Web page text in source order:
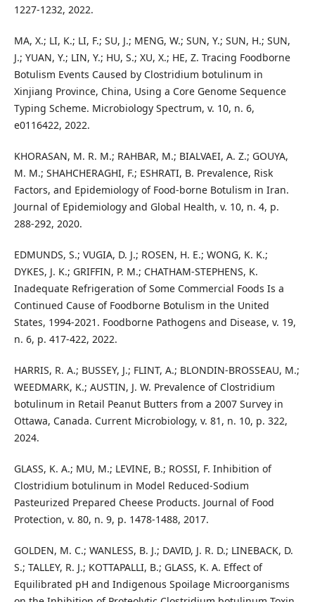
1227-1232, 2022.
MA, X.; LI, K.; LI, F.; SU, J.; MENG, W.; SUN, Y.; SUN, H.; SUN,
J.; YUAN, Y.; LIN, Y.; HU, S.; XU, X.; HE, Z. Tracing Foodborne
Botulism Events Caused by Clostridium botulinum in
Xinjiang Province, China, Using a Core Genome Sequence
Typing Scheme. Microbiology Spectrum, v. 10, n. 6,
e0116422, 2022.
KHORASAN, M. R. M.; RAHBAR, M.; BIALVAEI, A. Z.; GOUYA,
M. M.; SHAHCHERAGHI, F.; ESHRATI, B. Prevalence, Risk
Factors, and Epidemiology of Food-borne Botulism in Iran.
Journal of Epidemiology and Global Health, v. 10, n. 4, p.
288-292, 2020.
EDMUNDS, S.; VUGIA, D. J.; ROSEN, H. E.; WONG, K. K.;
DYKES, J. K.; GRIFFIN, P. M.; CHATHAM-STEPHENS, K.
Inadequate Refrigeration of Some Commercial Foods Is a
Continued Cause of Foodborne Botulism in the United
States, 1994-2021. Foodborne Pathogens and Disease, v. 19,
n. 6, p. 417-422, 2022.
HARRIS, R. A.; BUSSEY, J.; FLINT, A.; BLONDIN-BROSSEAU, M.;
WEEDMARK, K.; AUSTIN, J. W. Prevalence of Clostridium
botulinum in Retail Peanut Butters from a 2007 Survey in
Ottawa, Canada. Current Microbiology, v. 81, n. 10, p. 322,
2024.
GLASS, K. A.; MU, M.; LEVINE, B.; ROSSI, F. Inhibition of
Clostridium botulinum in Model Reduced-Sodium
Pasteurized Prepared Cheese Products. Journal of Food
Protection, v. 80, n. 9, p. 1478-1488, 2017.
GOLDEN, M. C.; WANLESS, B. J.; DAVID, J. R. D.; LINEBACK, D.
S.; TALLEY, R. J.; KOTTAPALLI, B.; GLASS, K. A. Effect of
Equilibrated pH and Indigenous Spoilage Microorganisms